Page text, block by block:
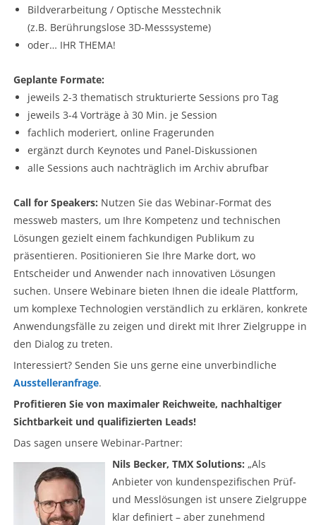
Bildverarbeitung / Optische Messtechnik
(z.B. Berührungslose 3D-Messsysteme)
oder… IHR THEMA!
Geplante Formate:
jeweils 2-3 thematisch strukturierte Sessions pro Tag
jeweils 3-4 Vorträge à 30 Min. je Session
fachlich moderiert, online Fragerunden
ergänzt durch Keynotes und Panel-Diskussionen
alle Sessions auch nachträglich im Archiv abrufbar
Call for Speakers: Nutzen Sie das Webinar-Format des
messweb masters, um Ihre Kompetenz und technischen
Lösungen gezielt einem fachkundigen Publikum zu
präsentieren. Positionieren Sie Ihre Marke dort, wo
Entscheider und Anwender nach innovativen Lösungen
suchen. Unsere Webinare bieten Ihnen die ideale Plattform,
um komplexe Technologien verständlich zu erklären, konkrete
Anwendungsfälle zu zeigen und direkt mit Ihrer Zielgruppe in
den Dialog zu treten.
Interessiert? Senden Sie uns gerne eine unverbindliche
Ausstelleranfrage.
Profitieren Sie von maximaler Reichweite, nachhaltiger
Sichtbarkeit und qualifizierten Leads!
Das sagen unsere Webinar-Partner:
Nils Becker, TMX Solutions: „Als
Anbieter von kundenspezifischen Prüf-
und Messlösungen ist unsere Zielgruppe
klar definiert – aber zunehmend